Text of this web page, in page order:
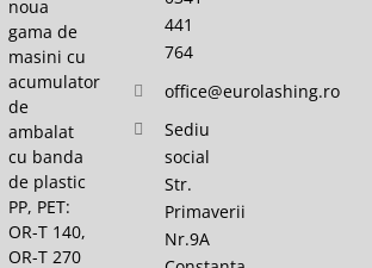
noua
gama de
masini cu
acumulator
de
ambalat
cu banda
de plastic
PP, PET:
OR-T 140,
OR-T 270
441
764
office@eurolashing.ro
Sediu
social
Str.
Primaverii
Nr.9A